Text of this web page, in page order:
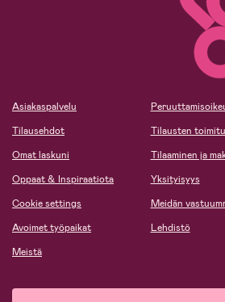
Asiakaspalvelu
Tilausehdot
Omat laskuni
Oppaat & Inspiraatiota
Cookie settings
Avoimet työpaikat
Meistä
Tilausten
Tilaaminen ja
Yksityisyys
Meidän
Lehdistö